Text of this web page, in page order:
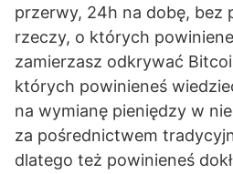
przerwy, 24h na dobę, bez
rzeczy, o których
zamierzasz odkrywać
których powinieneś
na wymianę pieniędzy w
za pośrednictwem
dlatego też powinieneś